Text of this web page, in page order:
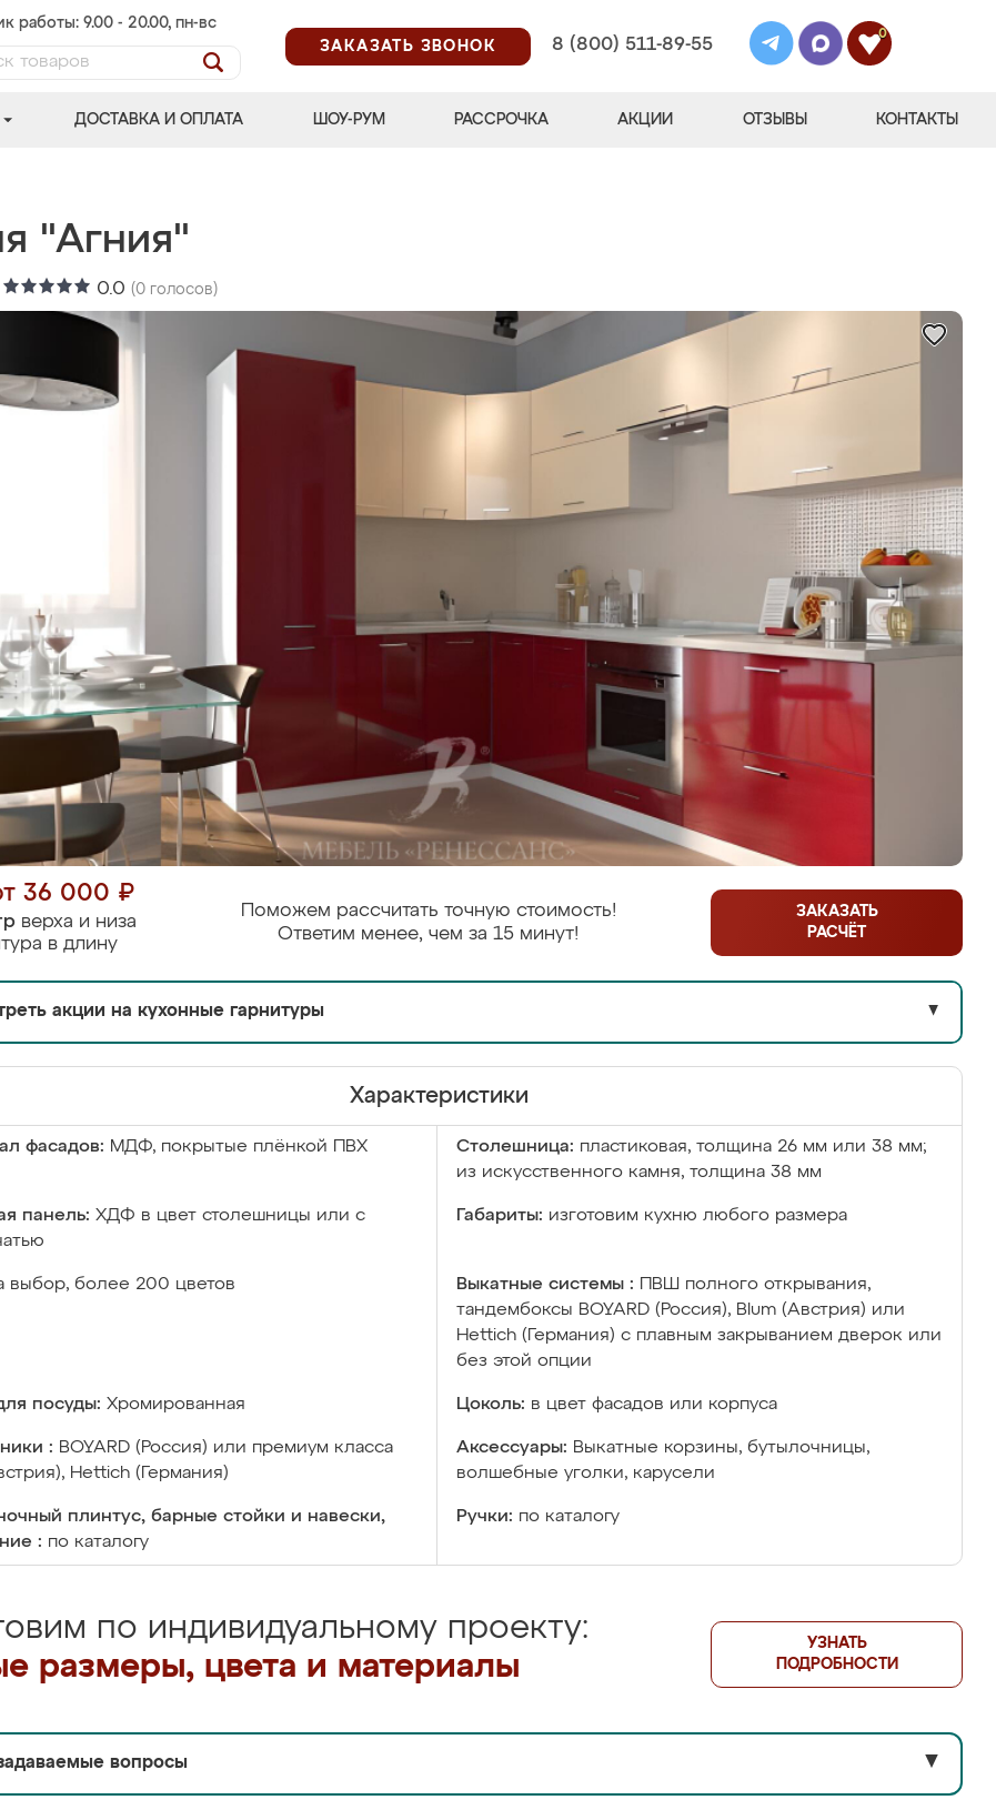
работы: 9.00 - 20.00, пн-вс
ЗАКАЗАТЬ ЗВОНОК
8 (800) 511-89-55
0
ДОСТАВКА И ОПЛАТА ШОУ-РУМ РАССРОЧКА АКЦИИ ОТЗЫВЫ КОНТАКТЫ
"Агния"
0.0 (0 голосов)
36 000 ₽
верха и низа
в длину
Поможем рассчитать точную стоимость!
Ответим менее, чем за 15 минут!
ЗАКАЗАТЬ
РАСЧЁТ
акции на кухонные гарнитуры ▼
Характеристики
фасадов: МДФ, покрытые плёнкой ПВХ Столешница: пластиковая, толщина 26 мм или 38 мм;
из искусственного камня, толщина 38 мм
панель: ХДФ в цвет столешницы или с
Габариты: изготовим кухню любого размера
выбор, более 200 цветов Выкатные системы :
ПВШ полного открывания,
тандембоксы BOYARD (Россия), Blum (Австрия) или
Hettich (Германия) с плавным закрыванием дверок или
без этой опции
посуды: Хромированная Цоколь: в цвет фасадов или корпуса
: BOYARD (Россия) или премиум класса
Hettich (Германия)
Аксессуары: Выкатные корзины, бутылочницы,
волшебные уголки, карусели
плинтус, барные стойки и навески,
: по каталогу
Ручки: по каталогу
по индивидуальному проекту:
размеры, цвета и материалы
УЗНАТЬ
ПОДРОБНОСТИ
вопросы ▼